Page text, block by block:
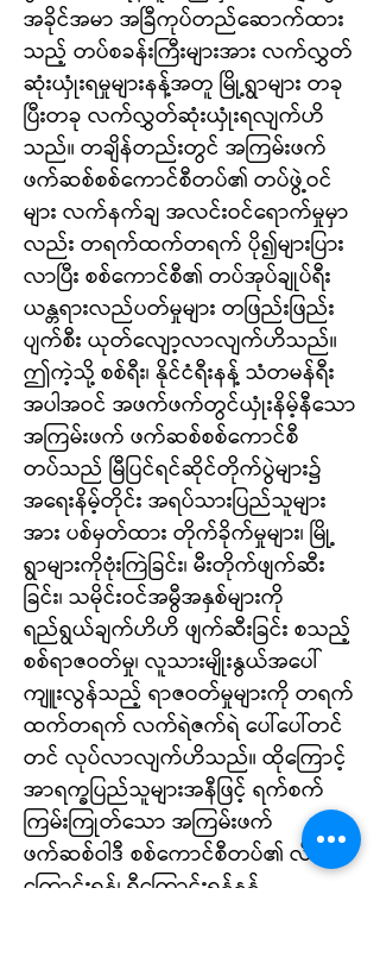
အခိုင်အမာ အခြီကုပ်တည်ဆောက်ထား
သည့် တပ်စခန်းကြီးများအား လက်လွှတ်
ဆုံးယှုံးရမှုများနန့်အတူ မြို့ရွာများ တခု
ပြီးတခု လက်လွှတ်ဆုံးယှုံးရလျက်ဟိ
သည်။ တချိန်တည်းတွင် အကြမ်းဖက်
ဖက်ဆစ်စစ်ကောင်စီတပ်၏ တပ်ဖွဲ့ဝင်
များ လက်နက်ချ အလင်းဝင်ရောက်မှုမှာ
လည်း တရက်ထက်တရက် ပို၍များပြား
လာပြီး စစ်ကောင်စီ၏ တပ်အုပ်ချုပ်ရီး
ယန္တရားလည်ပတ်မှုများ တဖြည်းဖြည်း
ပျက်စီး ယုတ်လျော့လာလျက်ဟိသည်။
ဤကဲ့သို့ စစ်ရီး၊ နိုင်ငံရီးနန့် သံတမန်ရီး
အပါအဝင် အဖက်ဖက်တွင်ယှုံးနိမ့်နီသော
အကြမ်းဖက် ဖက်ဆစ်စစ်ကောင်စီ
တပ်သည် မြီပြင်ရင်ဆိုင်တိုက်ပွဲများ၌
အရေးနိမ့်တိုင်း အရပ်သားပြည်သူများ
အား ပစ်မှတ်ထား တိုက်ခိုက်မှုများ၊ မြို့
ရွာများကိုဗုံးကြဲခြင်း၊ မီးတိုက်ဖျက်ဆီး
ခြင်း၊ သမိုင်းဝင်အမွီအနှစ်များကို
ရည်ရွယ်ချက်ဟိဟိ ဖျက်ဆီးခြင်း စသည့်
စစ်ရာဇဝတ်မှု၊ လူသားမျိုးနွယ်အပေါ်
ကျူးလွန်သည့် ရာဇဝတ်မှုများကို တရက်
ထက်တရက် လက်ရဲဇက်ရဲ ပေါ်ပေါ်တင်
တင် လုပ်လာလျက်ဟိသည်။ ထိုကြောင့်
အာရက္ခပြည်သူများအနီဖြင့် ရက်စက်
ကြမ်းကြုတ်သော အကြမ်းဖက်
ဖက်ဆစ်ဝါဒီ စစ်ကောင်စီတပ်၏ လီ
ကြောင်းရန်၊ ရီကြောင်းရန်နန့်